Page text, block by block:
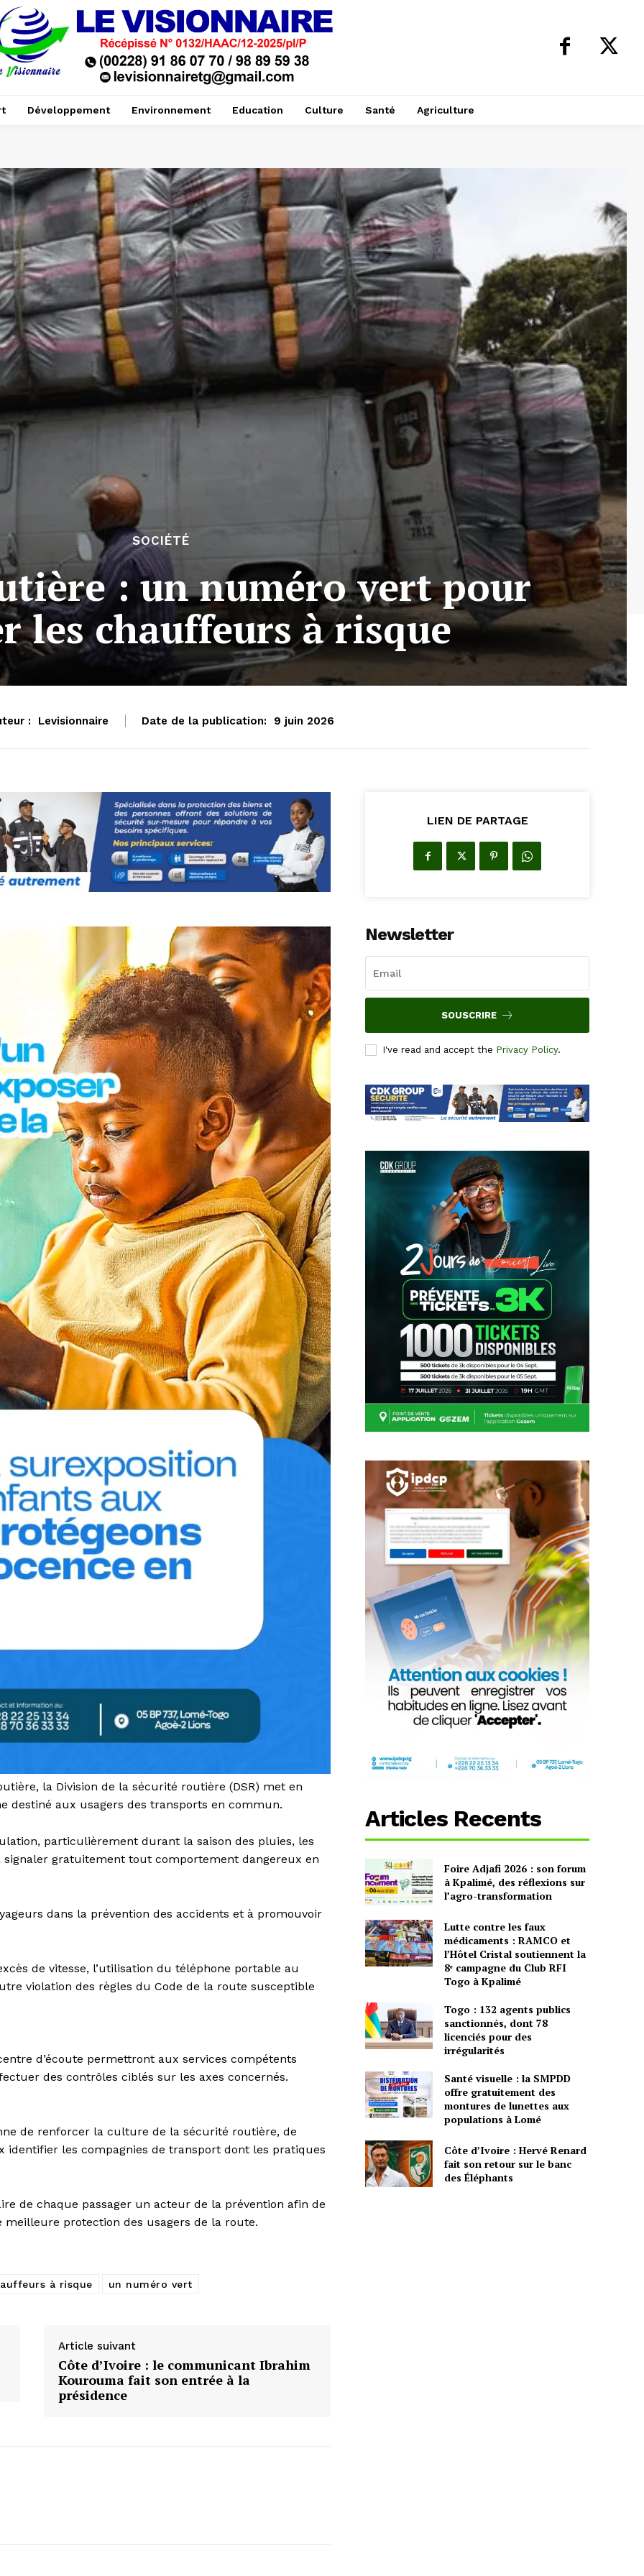
Développement Environnement Education Culture Santé Agriculture
SOCIÉTÉ
: un numéro vert pour
les chauffeurs à risque
: Levisionnaire Date de la publication: 9 juin 2026
la Division de la sécurité routière (DSR) met en
destiné aux usagers des transports en commun.
particulièrement durant la saison des pluies, les
signaler gratuitement tout comportement dangereux en
dans la prévention des accidents et à promouvoir
de vitesse, l’utilisation du téléphone portable au
violation des règles du Code de la route susceptible
d’écoute permettront aux services compétents
des contrôles ciblés sur les axes concernés.
de renforcer la culture de la sécurité routière, de
les compagnies de transport dont les pratiques
de chaque passager un acteur de la prévention afin de
protection des usagers de la route.
à risque un numéro vert
Article suivant
Côte d’Ivoire : le communicant Ibrahim
Kourouma fait son entrée à la
présidence
LIEN DE PARTAGE
Newsletter
SOUSCRIRE
I've read and accept the Privacy Policy.
Articles Recents
Foire Adjafi 2026 : son forum
à Kpalimé, des réflexions sur
l’agro-transformation
Lutte contre les faux
médicaments : RAMCO et
l’Hôtel Cristal soutiennent la
8ᵉ campagne du Club RFI
Togo à Kpalimé
Togo : 132 agents publics
sanctionnés, dont 78
licenciés pour des
irrégularités
Santé visuelle : la SMPDD
offre gratuitement des
montures de lunettes aux
populations à Lomé
Côte d’Ivoire : Hervé Renard
fait son retour sur le banc
des Éléphants